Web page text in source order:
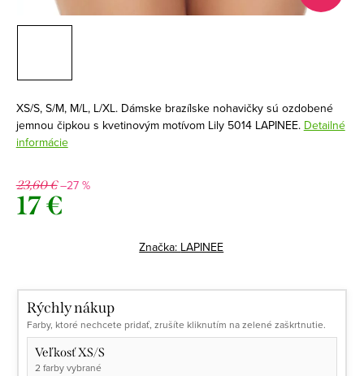
XS/S, S/M, M/L, L/XL. Dámske brazílske nohavičky sú ozdobené
jemnou čipkou s kvetinovým motívom Lily 5014 LAPINEE. Detailné
informácie
23,60 €–27 %
17 €
Značka: LAPINEE
Rýchly nákup
Farby, ktoré nechcete pridať, zrušíte kliknutím na zelené zaškrtnutie.
Veľkosť XS/S
2 farby vybrané